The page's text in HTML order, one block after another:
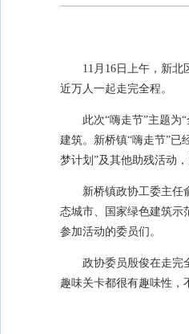
11月16日上午，新
近万人一起走完全程。
此次“嗨走节”主题为
建筑。新桥镇“嗨走节”已
梦计划”及其他助残活动
新桥镇政协工委主任
态城市、国家绿色建筑示
参加活动的委员们。
政协委员殷俊在走完
趣味关卡都很有趣味性，